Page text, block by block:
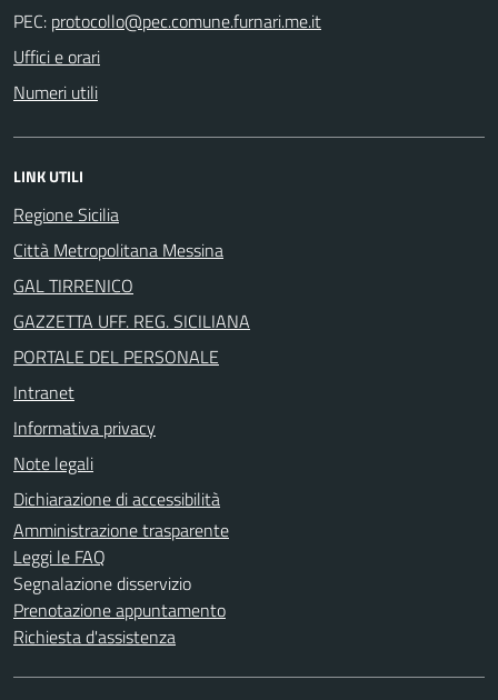
PEC:
Uffici e orari
Numeri utili
LINK UTILI
Regione Sicilia
Città Metropolitana Messina
GAL TIRRENICO
GAZZETTA UFF. REG. SICILIANA
PORTALE DEL PERSONALE
Intranet
Informativa privacy
Note legali
Dichiarazione di accessibilità
Amministrazione trasparente
Leggi le FAQ
Segnalazione disservizio
Prenotazione appuntamento
Richiesta d'assistenza